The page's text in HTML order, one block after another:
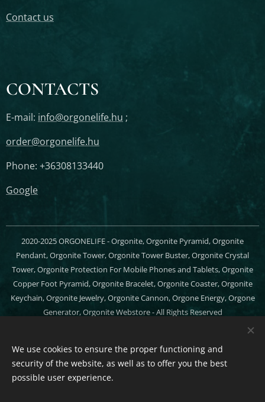
Contact us
CONTACTS
E-mail: info@orgonelife.hu ;
order@orgonelife.hu
Phone: +36308133440
Google
2020-2025 ORGONELIFE - Orgonite, Orgonite Pyramid, Orgonite
Pendant, Orgonite Tower, Orgonite Tower Buster, Orgonite Crystal
Tower, Orgonite Protection For Mobile Phones and Tablets, Orgonite
Copper Foot Pyramid, Orgonite Bracelet, Orgonite Coaster, Orgonite
Keychain, Orgonite Jewelry, Orgonite Cannon, Orgone Energy, Orgone
Generator, Orgonite Webstore - All Rights Reserved
Languages
Magyar
We use cookies to ensure the proper functioning and
security of the website, as well as to offer you the best
possible user experience.